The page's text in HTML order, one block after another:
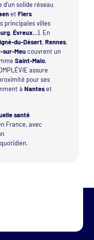
d’un solide réseau
etFlers
principales villes
,Évreux…). En
du-Désert,Rennes,
sur-Meucouvrent un
Saint-Malo,
assure
pour ses
àNanteset
santé
France, avec